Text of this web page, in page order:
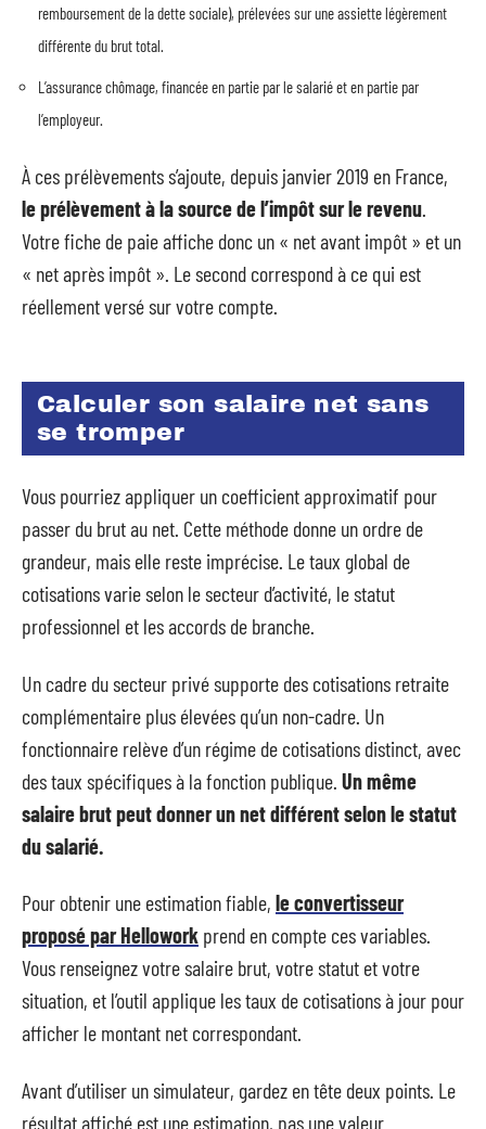
remboursement de la dette sociale), prélevées sur une assiette légèrement
différente du brut total.
L’assurance chômage, financée en partie par le salarié et en partie par
l’employeur.
À ces prélèvements s’ajoute, depuis janvier 2019 en France,
le prélèvement à la source de l’impôt sur le revenu.
Votre fiche de paie affiche donc un « net avant impôt » et un
« net après impôt ». Le second correspond à ce qui est
réellement versé sur votre compte.
Calculer son salaire net sans
se tromper
Vous pourriez appliquer un coefficient approximatif pour
passer du brut au net. Cette méthode donne un ordre de
grandeur, mais elle reste imprécise. Le taux global de
cotisations varie selon le secteur d’activité, le statut
professionnel et les accords de branche.
Un cadre du secteur privé supporte des cotisations retraite
complémentaire plus élevées qu’un non-cadre. Un
fonctionnaire relève d’un régime de cotisations distinct, avec
des taux spécifiques à la fonction publique. Un même
salaire brut peut donner un net différent selon le statut
du salarié.
Pour obtenir une estimation fiable, le convertisseur
proposé par Hellowork prend en compte ces variables.
Vous renseignez votre salaire brut, votre statut et votre
situation, et l’outil applique les taux de cotisations à jour pour
afficher le montant net correspondant.
Avant d’utiliser un simulateur, gardez en tête deux points. Le
résultat affiché est une estimation, pas une valeur